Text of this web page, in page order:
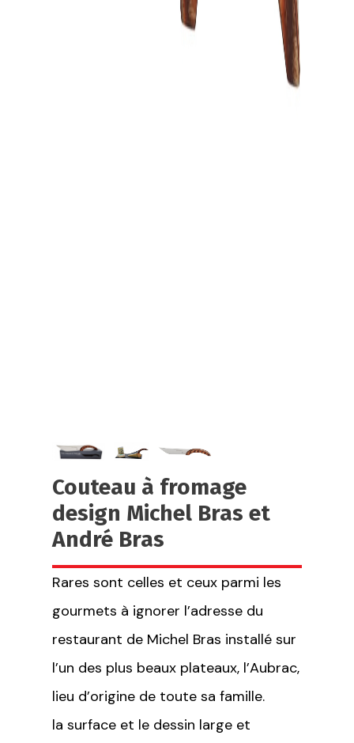
Couteau à fromage
design Michel Bras et
André Bras
Rares sont celles et ceux parmi les
gourmets à ignorer l’adresse du
restaurant de Michel Bras installé sur
l’un des plus beaux plateaux, l’Aubrac,
lieu d’origine de toute sa famille.
la surface et le dessin large et